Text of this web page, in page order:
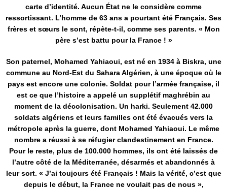
carte d’identité. Aucun État ne le considère comme
ressortissant. L’homme de 63 ans a pourtant été Français. Ses
frères et sœurs le sont, répète-t-il, comme ses parents. « Mon
père s’est battu pour la France ! »
Son paternel, Mohamed Yahiaoui, est né en 1934 à Biskra, une
commune au Nord-Est du Sahara Algérien, à une époque où le
pays est encore une colonie. Soldat pour l’armée française, il
est ce que l’histoire a appelé un supplétif maghrébin au
moment de la décolonisation. Un harki. Seulement 42.000
soldats algériens et leurs familles ont été évacués vers la
métropole après la guerre, dont Mohamed Yahiaoui. Le même
nombre a réussi à se réfugier clandestinement en France.
Pour le reste, plus de 100.000 hommes, ils ont été laissés de
l’autre côté de la Méditerranée, désarmés et abandonnés à
leur sort. « J’ai toujours été Français ! Mais la vérité, c’est que
depuis le début, la France ne voulait pas de nous »,